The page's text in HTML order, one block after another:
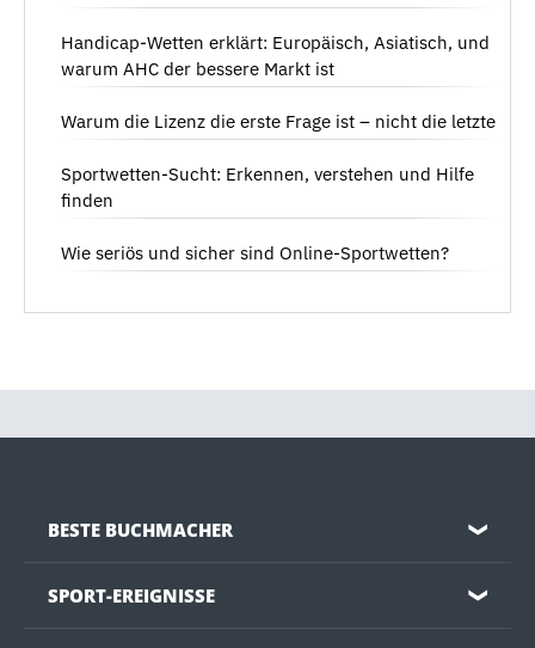
Handicap-Wetten erklärt: Europäisch, Asiatisch, und
warum AHC der bessere Markt ist
Warum die Lizenz die erste Frage ist – nicht die letzte
Sportwetten-Sucht: Erkennen, verstehen und Hilfe
finden
Wie seriös und sicher sind Online-Sportwetten?
BESTE BUCHMACHER ❯
SPORT-EREIGNISSE ❯